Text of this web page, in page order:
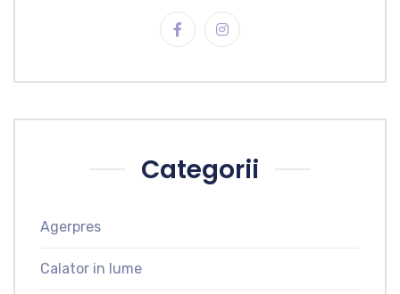
Categorii
Agerpres
Calator in lume